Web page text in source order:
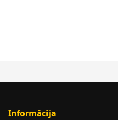
Informācija